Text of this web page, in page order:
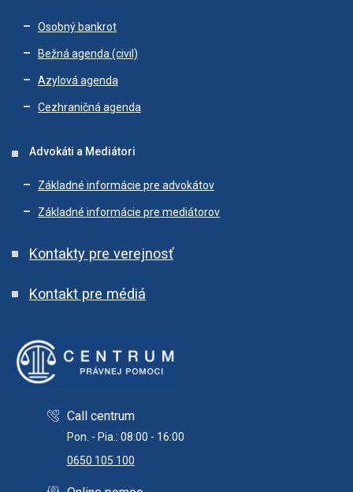
Osobný bankrot
Bežná agenda (civil)
Azylová agenda
Cezhraničná agenda
Advokáti a Mediátori
Základné informácie pre advokátov
Základné informácie pre mediátorov
Kontakty pre verejnosť
Kontakt pre médiá
Call centrum
Pon. - Pia.: 08:00 - 16:00
0650 105 100